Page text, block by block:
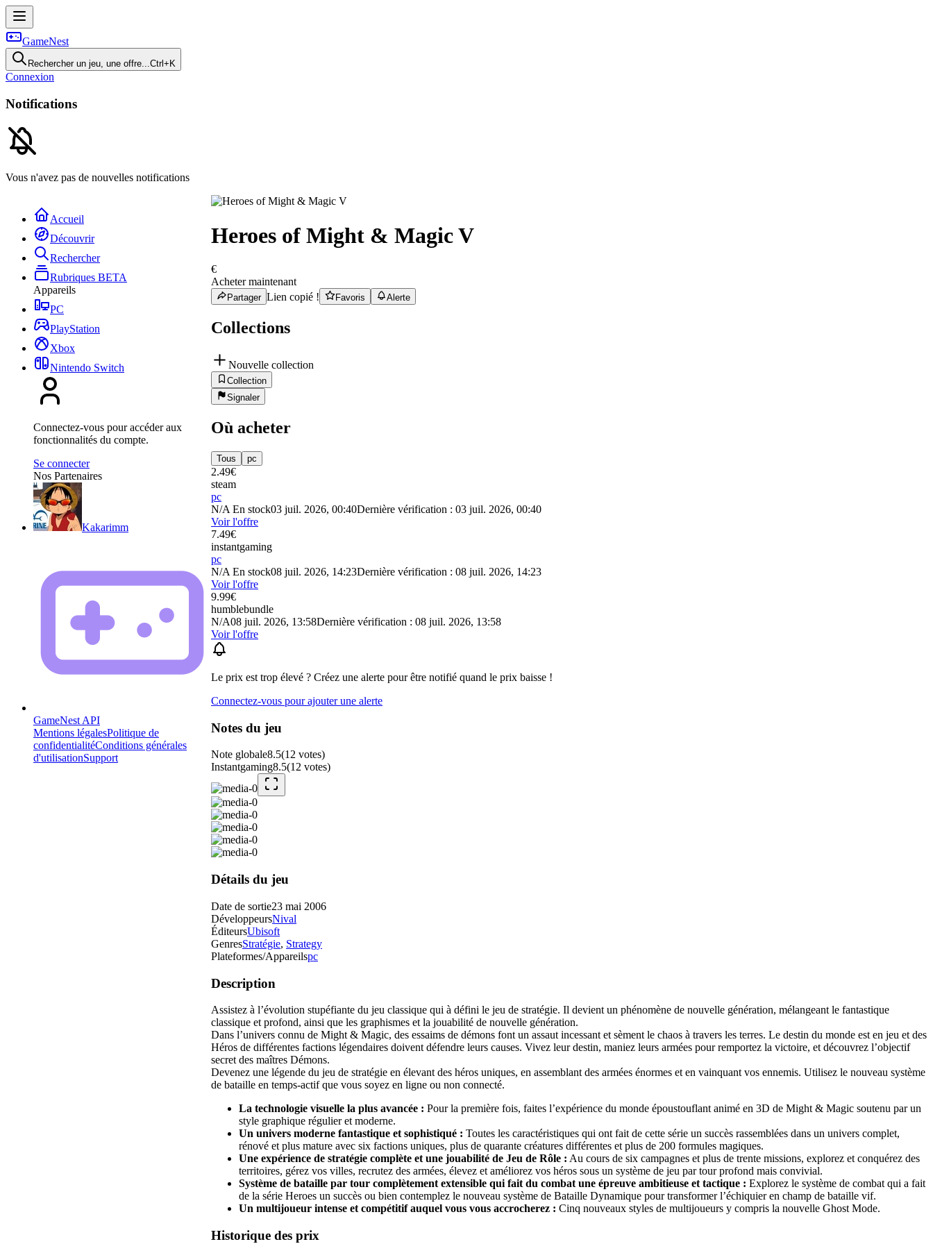
GameNest
Rechercher un jeu, une offre...Ctrl+K
Connexion
Notifications
Vous n'avez pas de nouvelles notifications
Accueil
Découvrir
Rechercher
Rubriques BETA
Appareils
PC
PlayStation
Xbox
Nintendo Switch
Connectez-vous pour accéder aux
fonctionnalités du compte.
Se connecter
Nos Partenaires
Kakarimm
GameNest API
Mentions légalesPolitique de
confidentialitéConditions générales
d'utilisationSupport
Heroes of Might & Magic V
€
Acheter maintenant
Partager Lien copié ! Favoris Alerte
Collections
Nouvelle collection
Collection
Signaler
Où acheter
Tous pc
2.49€
steam
pc
N/A En stock03 juil. 2026, 00:40Dernière vérification : 03 juil. 2026, 00:40
Voir l'offre
7.49€
instantgaming
pc
N/A En stock08 juil. 2026, 14:23Dernière vérification : 08 juil. 2026, 14:23
Voir l'offre
9.99€
humblebundle
N/A08 juil. 2026, 13:58Dernière vérification : 08 juil. 2026, 13:58
Voir l'offre
Le prix est trop élevé ? Créez une alerte pour être notifié quand le prix baisse !
Connectez-vous pour ajouter une alerte
Notes du jeu
Note globale8.5(12 votes)
Instantgaming8.5(12 votes)
Détails du jeu
Date de sortie23 mai 2006
DéveloppeursNival
ÉditeursUbisoft
GenresStratégie, Strategy
Plateformes/Appareilspc
Description
Assistez à l’évolution stupéfiante du jeu classique qui à défini le jeu de stratégie. Il devient un phénomène de nouvelle génération, mélangeant le fantastique
classique et profond, ainsi que les graphismes et la jouabilité de nouvelle génération.
Dans l’univers connu de Might & Magic, des essaims de démons font un assaut incessant et sèment le chaos à travers les terres. Le destin du monde est en jeu et des
Héros de différentes factions légendaires doivent défendre leurs causes. Vivez leur destin, maniez leurs armées pour remportez la victoire, et découvrez l’objectif
secret des maîtres Démons.
Devenez une légende du jeu de stratégie en élevant des héros uniques, en assemblant des armées énormes et en vainquant vos ennemis. Utilisez le nouveau système
de bataille en temps-actif que vous soyez en ligne ou non connecté.
La technologie visuelle la plus avancée : Pour la première fois, faites l’expérience du monde époustouflant animé en 3D de Might & Magic soutenu par un
style graphique régulier et moderne.
Un univers moderne fantastique et sophistiqué : Toutes les caractéristiques qui ont fait de cette série un succès rassemblées dans un univers complet,
rénové et plus mature avec six factions uniques, plus de quarante créatures différentes et plus de 200 formules magiques.
Une expérience de stratégie complète et une jouabilité de Jeu de Rôle : Au cours de six campagnes et plus de trente missions, explorez et conquérez des
territoires, gérez vos villes, recrutez des armées, élevez et améliorez vos héros sous un système de jeu par tour profond mais convivial.
Système de bataille par tour complètement extensible qui fait du combat une épreuve ambitieuse et tactique : Explorez le système de combat qui a fait
de la série Heroes un succès ou bien contemplez le nouveau système de Bataille Dynamique pour transformer l’échiquier en champ de bataille vif.
Un multijoueur intense et compétitif auquel vous vous accrocherez : Cinq nouveaux styles de multijoueurs y compris la nouvelle Ghost Mode.
Historique des prix